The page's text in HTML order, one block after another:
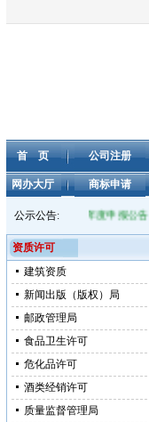
首 页 公司注册
网办大厅 商标申请
公示公告:
报告工作。 年度申报公告见：
资质许可
建筑资质
新闻出版（版权）局
邮政管理局
食品卫生许可
危化品许可
酒类经销许可
质量监督管理局